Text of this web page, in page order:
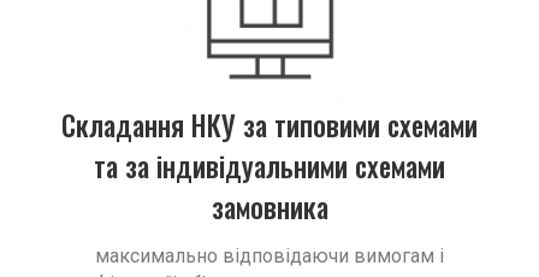
Складання НКУ за типовими схемами
та за індивідуальними схемами
замовника
максимально відповідаючи вимогам і